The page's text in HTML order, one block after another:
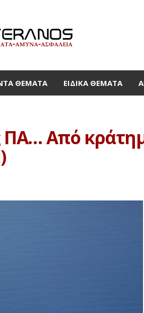
ΘΈΜΑΤΑ ΕΙΔΙΚΆ ΘΈΜΑΤΑ
Από